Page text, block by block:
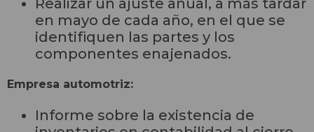
en mayo de cada año, en el que se
identifiquen las partes y los
componentes enajenados.
Empresa automotriz:
Informe sobre la existencia de